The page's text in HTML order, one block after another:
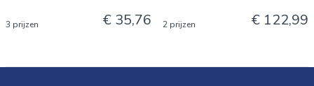
3 prijzen € 35,76 2 prijzen € 122,99